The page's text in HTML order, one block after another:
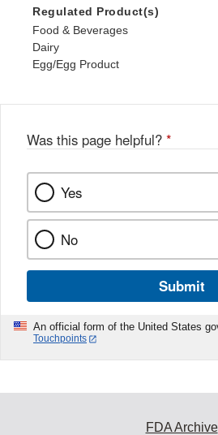
Regulated Product(s)
Food & Beverages
Dairy
Egg/Egg Product
Was this page helpful? *
Yes
No
Submit
An official form of the United States
Touchpoints
FDA Archive